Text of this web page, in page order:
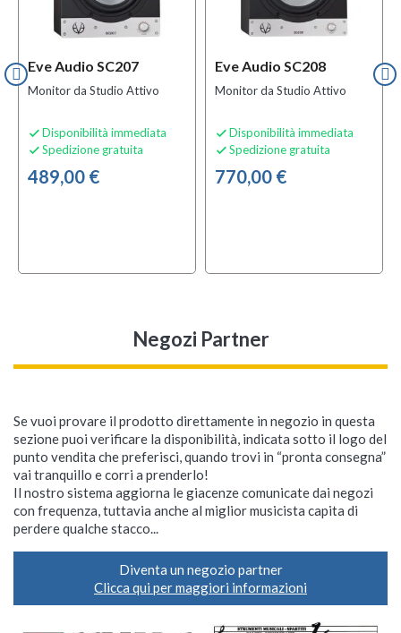
Eve Audio SC207
Monitor da Studio Attivo
 Disponibilità immediata
 Spedizione gratuita
489,00 €
Eve Audio SC208
Monitor da Studio Attivo
 Disponibilità immediata
 Spedizione gratuita
770,00 €
Negozi Partner
Se vuoi provare il prodotto direttamente in negozio in questa
sezione puoi verificare la disponibilità, indicata sotto il logo del
punto vendita che preferisci, quando trovi in “pronta consegna”
vai tranquillo e corri a prenderlo!
Il nostro sistema aggiorna le giacenze comunicate dai negozi
con frequenza, tuttavia anche al miglior musicista capita di
perdere qualche stacco...
Diventa un negozio partner
Clicca qui per maggiori informazioni